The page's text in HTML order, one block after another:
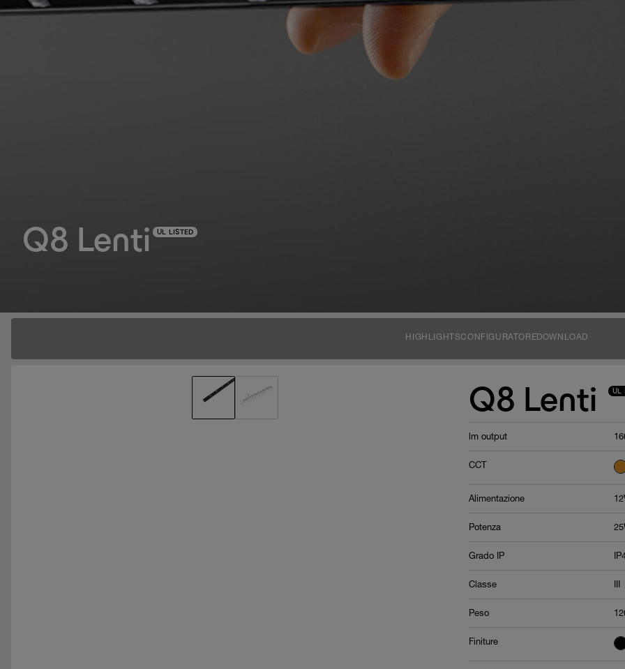
Q8 Lenti UL LISTED
HIGHLIGHTSCONFIGURATOREDOWNLOAD
Q8 Lenti UL
lm output
CCT
Alimentazione
Potenza
Grado IP
Classe
Peso
Finiture